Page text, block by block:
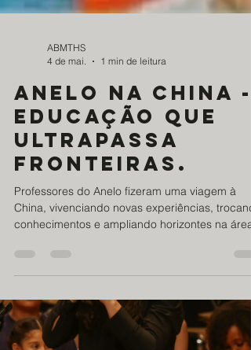
ABMTHS
4 de mai.
1 min de leitura
aNELO NA cHINA -
EDUCAÇÃO QUE
ULTRAPASSA
FRONTEIRAS.
conhecimentos e ampliando horizontes na área
da música e da formação humana. Cada troca
aprendizado trazido na bagagem fortalece